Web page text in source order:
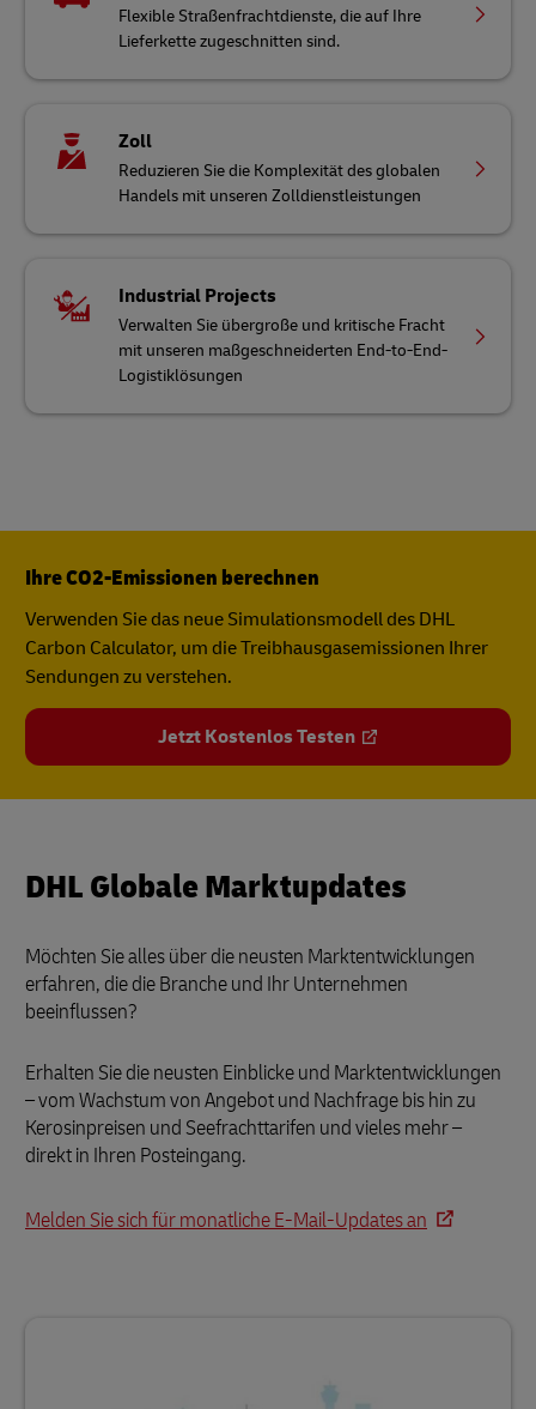
Flexible Straßenfrachtdienste, die auf Ihre
Lieferkette zugeschnitten sind.
Zoll
Reduzieren Sie die Komplexität des globalen
Handels mit unseren Zolldienstleistungen
Industrial Projects
Verwalten Sie übergroße und kritische Fracht
mit unseren maßgeschneiderten End-to-End-
Logistiklösungen
Ihre CO2-Emissionen berechnen
Verwenden Sie das neue Simulationsmodell des DHL
Carbon Calculator, um die Treibhausgasemissionen Ihrer
Sendungen zu verstehen.
Jetzt Kostenlos Testen
DHL Globale Marktupdates
Möchten Sie alles über die neusten Marktentwicklungen
erfahren, die die Branche und Ihr Unternehmen
beeinflussen?
Erhalten Sie die neusten Einblicke und Marktentwicklungen
– vom Wachstum von Angebot und Nachfrage bis hin zu
Kerosinpreisen und Seefrachttarifen und vieles mehr –
direkt in Ihren Posteingang.
Melden Sie sich für monatliche E-Mail-Updates an